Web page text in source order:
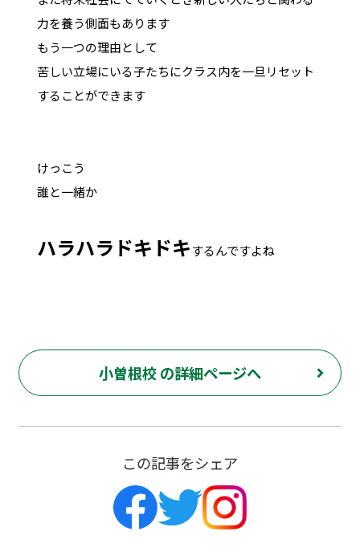
力を養う側面もあります
もう一つの理由として
苦しい立場にいる子たちにクラス内を一旦リセット
することができます
けっこう
誰と一緒か
ハラハラドキドキするんですよね
小曽根校 の詳細ページへ
この記事をシェア